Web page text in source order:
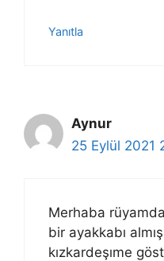
Yanıtla
Aynur
25 Eylül 2021
Merhaba
bir ayakkabı
kızkardeşıme